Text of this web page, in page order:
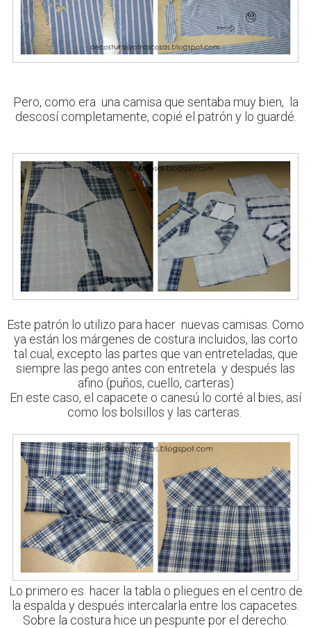
Pero, como era una camisa que sentaba muy bien, la
descosí completamente, copié el patrón y lo guardé.
Este patrón lo utilizo para hacer nuevas camisas. Como
ya están los márgenes de costura incluidos, las corto
tal cual, excepto las partes que van entreteladas, que
siempre las pego antes con entretela y después las
afino (puños, cuello, carteras)
En este caso, el capacete o canesú lo corté al bies, así
como los bolsillos y las carteras.
Lo primero es hacer la tabla o pliegues en el centro de
la espalda y después intercalarla entre los capacetes.
Sobre la costura hice un pespunte por el derecho.